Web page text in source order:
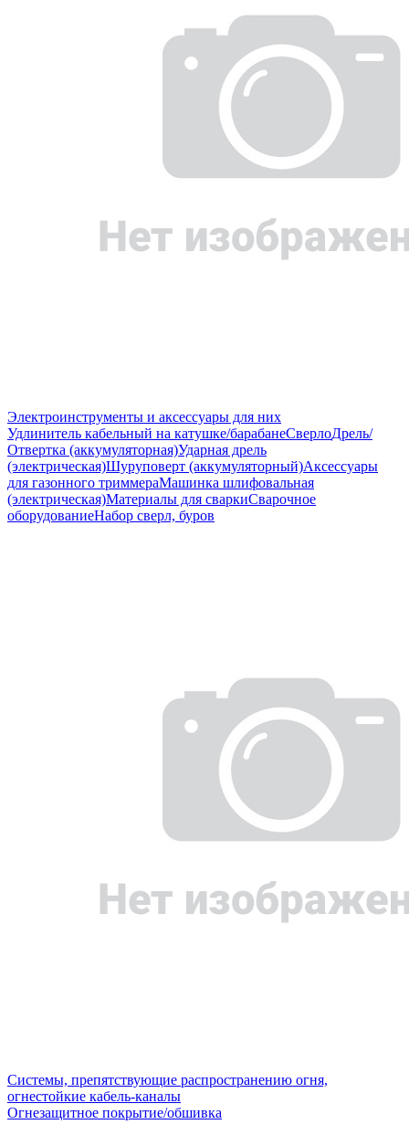
Электроинструменты и аксессуары для них
Удлинитель кабельный на катушке/барабанеСверлоДрель/
Отвертка (аккумуляторная)Ударная дрель
(электрическая)Шуруповерт (аккумуляторный)Аксессуары
для газонного триммераМашинка шлифовальная
(электрическая)Материалы для сваркиСварочное
оборудованиеНабор сверл, буров
Системы, препятствующие распространению огня,
огнестойкие кабель-каналы
Огнезащитное покрытие/обшивка